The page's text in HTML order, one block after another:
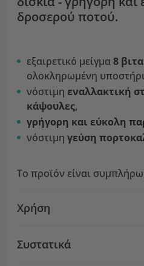
δροσερού ποτού.
εξαιρετικό μείγμα8
ολοκληρωμένη
νόστιμη εναλλακτική
κάψουλες,
γρήγορη και εύκολη
νόστιμη γεύση
Το προϊόν είναι
Χρήση
Συστατικά